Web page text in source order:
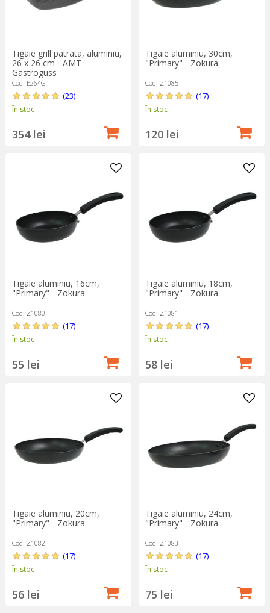
Tigaie grill patrata, aluminiu,
26 x 26 cm - AMT
Gastroguss
Cod: E264G
(23)
În stoc
354 lei
Tigaie aluminiu, 30cm,
"Primary" - Zokura
Cod: Z1085
(17)
În stoc
120 lei
Tigaie aluminiu, 16cm,
"Primary" - Zokura
Cod: Z1080
(17)
În stoc
55 lei
Tigaie aluminiu, 18cm,
"Primary" - Zokura
Cod: Z1081
(17)
În stoc
58 lei
Tigaie aluminiu, 20cm,
"Primary" - Zokura
Cod: Z1082
(17)
În stoc
56 lei
Tigaie aluminiu, 24cm,
"Primary" - Zokura
Cod: Z1083
(17)
În stoc
75 lei